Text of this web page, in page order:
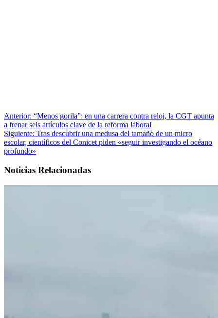
Anterior: “Menos gorila”: en una carrera contra reloj, la CGT apunta
a frenar seis artículos clave de la reforma laboral
Siguiente: Tras descubrir una medusa del tamaño de un micro
escolar, científicos del Conicet piden «seguir investigando el océano
profundo»
Noticias Relacionadas